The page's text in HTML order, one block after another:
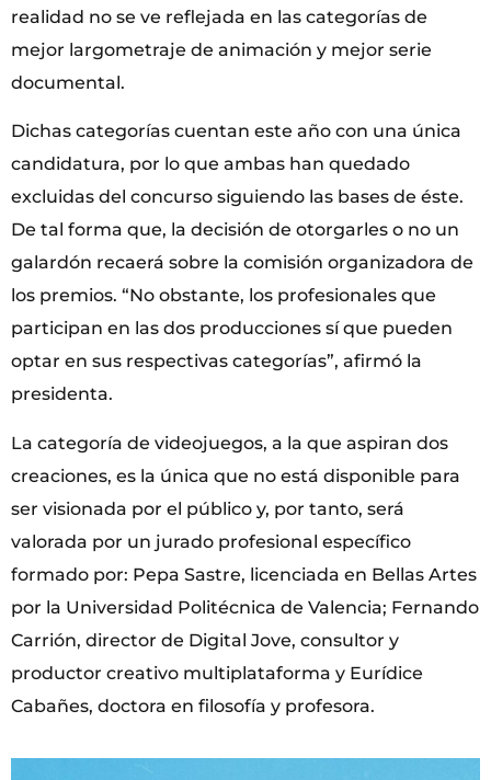
realidad no se ve reflejada en las categorías de
mejor largometraje de animación y mejor serie
documental.
Dichas categorías cuentan este año con una única
candidatura, por lo que ambas han quedado
excluidas del concurso siguiendo las bases de éste.
De tal forma que, la decisión de otorgarles o no un
galardón recaerá sobre la comisión organizadora de
los premios. “No obstante, los profesionales que
participan en las dos producciones sí que pueden
optar en sus respectivas categorías”, afirmó la
presidenta.
La categoría de videojuegos, a la que aspiran dos
creaciones, es la única que no está disponible para
ser visionada por el público y, por tanto, será
valorada por un jurado profesional específico
formado por: Pepa Sastre, licenciada en Bellas Artes
por la Universidad Politécnica de Valencia; Fernando
Carrión, director de Digital Jove, consultor y
productor creativo multiplataforma y Eurídice
Cabañes, doctora en filosofía y profesora.